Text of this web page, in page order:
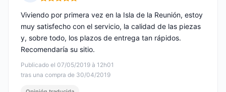
Nota: 5 de 5
Publicado el 07/05/2019 à 12h01
tras una compra de 30/04/2019
Viviendo por primera vez en la Isla de la Reunión, estoy
muy satisfecho con el servicio, la calidad de las piezas
y, sobre todo, los plazos de entrega tan rápidos.
Recomendaría su sitio.